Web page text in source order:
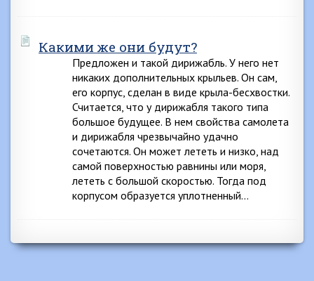
Какими же они будут?
Предложен и такой дирижабль. У него нет
никаких дополнительных крыльев. Он сам,
его корпус, сделан в виде крыла-бесхвостки.
Считается, что у дирижабля такого типа
большое будущее. В нем свойства самолета
и дирижабля чрезвычайно удачно
сочетаются. Он может лететь и низко, над
самой поверхностью равнины или моря,
лететь с большой скоростью. Тогда под
корпусом образуется уплотненный…